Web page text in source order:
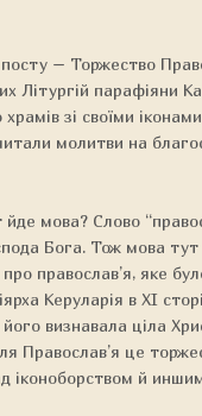
– Торжество
Літургій парафіяни
зі своїми
молитви на
мова? Слово
Бога. Тож мова
православ’я, яке
Керуларія в XI
визнавала ціла
Православ’я це
іконоборством й